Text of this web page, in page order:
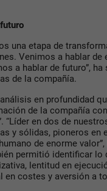
una etapa de
Venimos a hablar de
a hablar de futuro”,
de la compañía.
en profundidad
de la compañía
“Líder en dos de
y sólidas, pioneros en
de enorme
permitió identificar lo
lentitud en
en costes y aversión a